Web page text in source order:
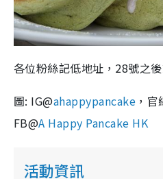
各位粉絲記低地址，28號之後
圖: IG@ahappypancake ，官
FB@A Happy Pancake HK
活動資訊